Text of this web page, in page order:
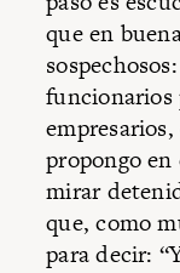
que en
funcionarios
propongo
mirar
que, como
para decir: